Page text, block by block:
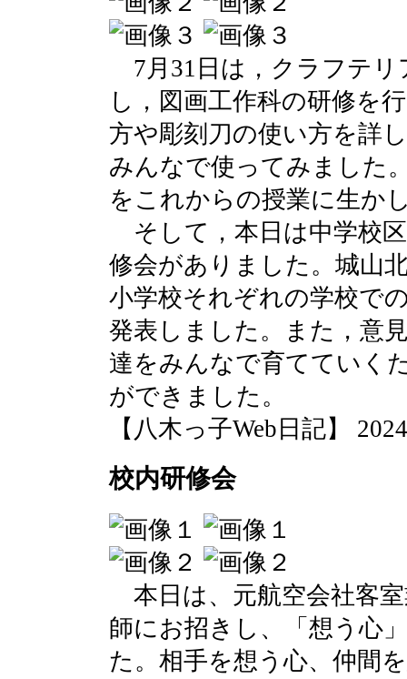
7月31日は，クラフテリ
し，図画工作科の研修を
方や彫刻刀の使い方を詳
みんなで使ってみました
をこれからの授業に生か
そして，本日は中学校
修会がありました。城山
小学校それぞれの学校で
発表しました。また，意
達をみんなで育てていく
ができました。
【八木っ子Web日記】
校内研修会
本日は、元航空会社客
師にお招きし、「想う心
た。相手を想う心、仲間